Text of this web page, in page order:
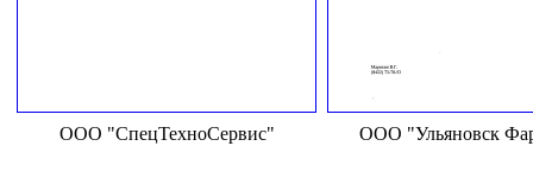
ООО "СпецТехноСервис" ООО "Ульяновск